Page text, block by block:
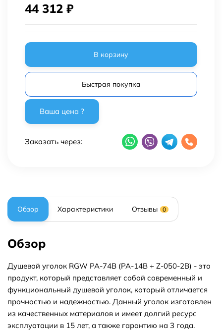
44 312 ₽
В корзину
Быстрая покупка
Заказать через:
Обзор Характеристики Отзывы 0
Обзор
Душевой уголок RGW PA-74B (PA-14B + Z-050-2B) - это
продукт, который представляет собой современный и
функциональный душевой уголок, который отличается
прочностью и надежностью. Данный уголок изготовлен
из качественных материалов и имеет долгий ресурс
эксплуатации в 15 лет, а также гарантию на 3 года.